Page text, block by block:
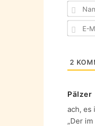
2
Pälzer
ach, es
„Der